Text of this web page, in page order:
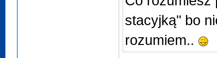
stacyjką" bo
rozumiem..